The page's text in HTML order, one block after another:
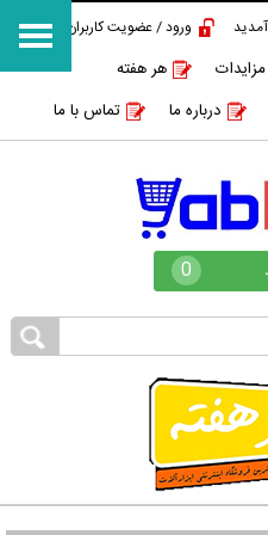
ورود / عضویت کاربران
مزایدات
هر هفته
درباره ما تماس با ما
0